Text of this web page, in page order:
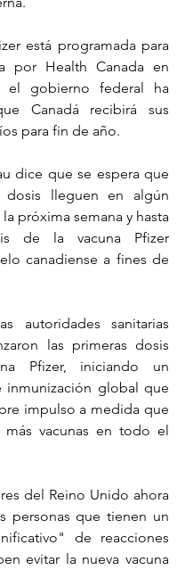
está programada para
por Health Canada en
el gobierno federal ha
Canadá recibirá sus
para fin de año.
dice que se espera que
dosis lleguen en algún
próxima semana y hasta
de la vacuna Pfizer
canadiense a fines de
autoridades sanitarias
las primeras dosis
Pfizer, iniciando un
inmunización global que
impulso a medida que
más vacunas en todo el
del Reino Unido ahora
personas que tienen un
de reacciones
evitar la nueva vacuna